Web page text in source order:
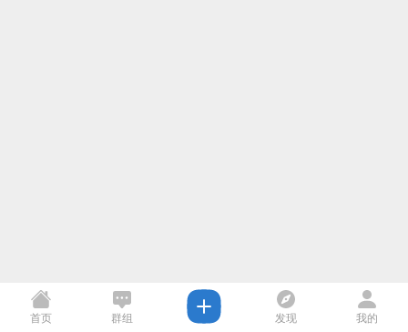
首页 群组 发现 我的